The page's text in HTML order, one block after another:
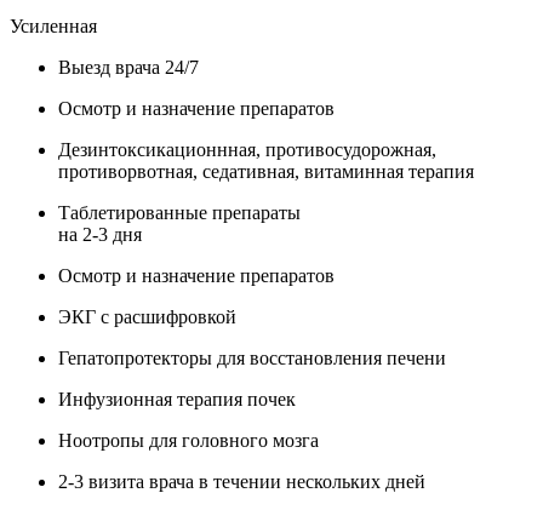
Усиленная
Выезд врача 24/7
Осмотр и назначение препаратов
Дезинтоксикационнная, противосудорожная,
противорвотная, седативная, витаминная терапия
Таблетированные препараты
на 2-3 дня
Осмотр и назначение препаратов
ЭКГ с расшифровкой
Гепатопротекторы для восстановления печени
Инфузионная терапия почек
Ноотропы для головного мозга
2-3 визита врача в течении нескольких дней